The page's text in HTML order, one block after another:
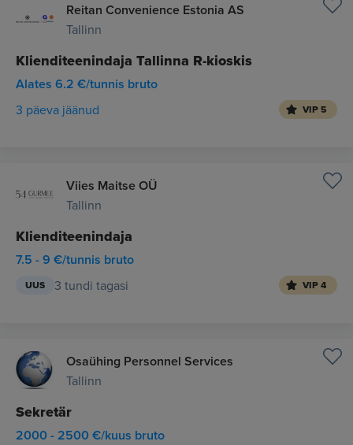
Reitan Convenience Estonia AS
Tallinn
Klienditeenindaja Tallinna R-kioskis
Alates 6.2 €/tunnis bruto
3 päeva jäänud VIP 5
Viies Maitse OÜ
Tallinn
Klienditeenindaja
7.5 - 9 €/tunnis bruto
UUS 3 tundi tagasi VIP 4
Osaühing Personnel Services
Tallinn
Sekretär
2000 - 2500 €/kuus bruto